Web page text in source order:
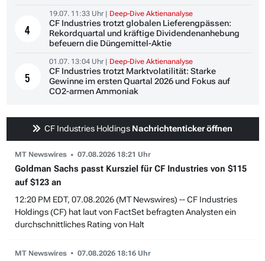
4
19.07. 11:33 Uhr | Deep-Dive Aktienanalyse
CF Industries trotzt globalen Lieferengpässen:
Rekordquartal und kräftige Dividendenanhebung
befeuern die Düngemittel-Aktie
5
01.07. 13:04 Uhr | Deep-Dive Aktienanalyse
CF Industries trotzt Marktvolatilität: Starke
Gewinne im ersten Quartal 2026 und Fokus auf
CO2-armen Ammoniak
CF Industries Holdings Nachrichtenticker öffnen
MT Newswires 07.08.2026 18:21 Uhr
Goldman Sachs passt Kursziel für CF Industries von $115
auf $123 an
12:20 PM EDT, 07.08.2026 (MT Newswires) -- CF Industries
Holdings (CF) hat laut von FactSet befragten Analysten ein
durchschnittliches Rating von Halt
MT Newswires 07.08.2026 18:16 Uhr